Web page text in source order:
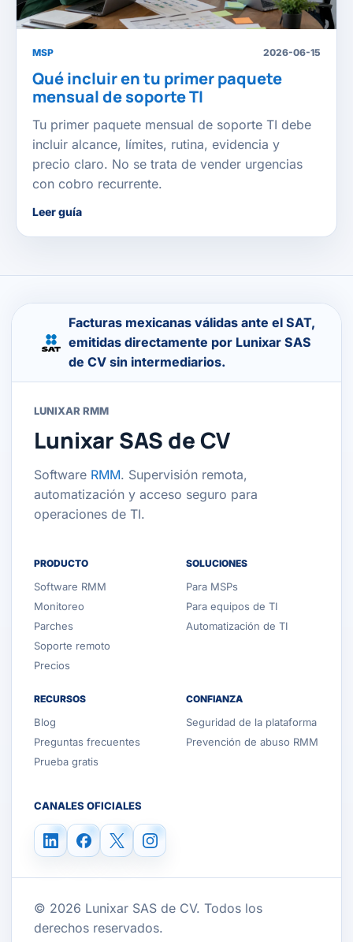
MSP 2026-06-15
Qué incluir en tu primer paquete
mensual de soporte TI
Tu primer paquete mensual de soporte TI debe
incluir alcance, límites, rutina, evidencia y
precio claro. No se trata de vender urgencias
con cobro recurrente.
Leer guía
Facturas mexicanas válidas ante el SAT,
emitidas directamente por Lunixar SAS
de CV sin intermediarios.
LUNIXAR RMM
Lunixar SAS de CV
Software RMM. Supervisión remota,
automatización y acceso seguro para
operaciones de TI.
PRODUCTO
Software RMM
Monitoreo
Parches
Soporte remoto
Precios
SOLUCIONES
Para MSPs
Para equipos de TI
Automatización de TI
RECURSOS
Blog
Preguntas frecuentes
Prueba gratis
CONFIANZA
Seguridad de la plataforma
Prevención de abuso RMM
CANALES OFICIALES
© 2026 Lunixar SAS de CV. Todos los
derechos reservados.